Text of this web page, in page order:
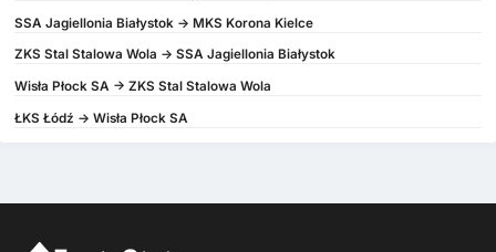
SSA Jagiellonia Białystok -> MKS Korona Kielce
ZKS Stal Stalowa Wola -> SSA Jagiellonia Białystok
Wisła Płock SA -> ZKS Stal Stalowa Wola
ŁKS Łódź -> Wisła Płock SA